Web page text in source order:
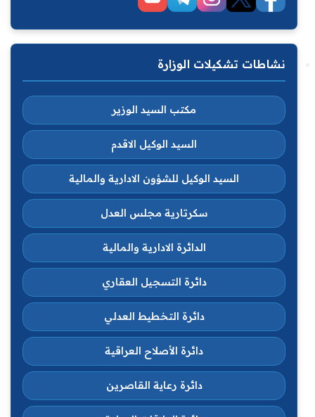
نشاطات تشكيلات الوزارة
مكتب السيد الوزير
السيد الوكيل الاقدم
السيد الوكيل للشؤون الادارية والمالية
سكرتارية مجلس العدل
الدائرة الادارية والمالية
دائرة التسجيل العقاري
دائرة التخطيط العدلي
دائرة الأصلاح العراقية
دائرة رعاية القاصرين